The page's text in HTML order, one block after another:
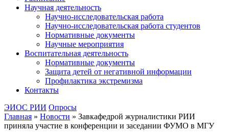
Научная деятельность
Научно-исследовательская работа
Научно-исследовательская работа студентов
Нормативные документы
Научные мероприятия
Воспитательная деятельность
Нормативные документы
Защита детей от негативной информации
Профилактика экстремизма
Контакты
ЭИОС РИИ Опросы
Главная » Новости » Завкафедрой журналистики РИИ
приняла участие в конференции и заседании ФУМО в МГУ